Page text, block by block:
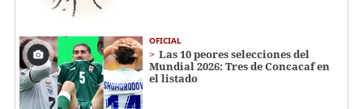
OFICIAL
Las 10 peores selecciones del
Mundial 2026: Tres de Concacaf en
el listado